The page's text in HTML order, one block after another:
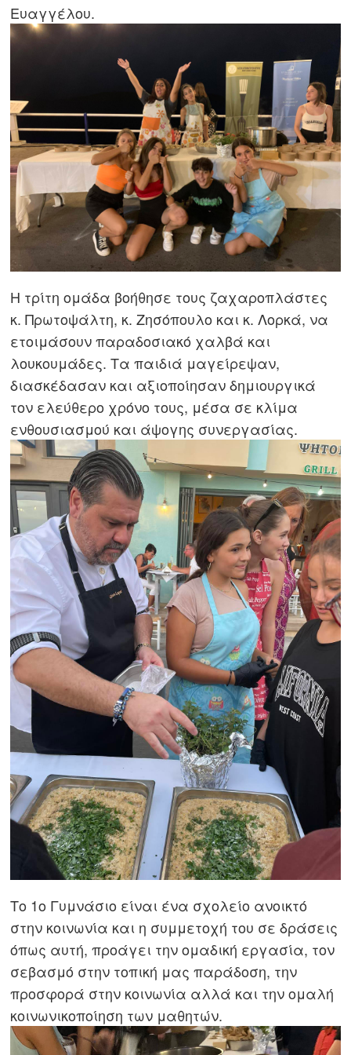
Ευαγγέλου.
Η τρίτη ομάδα βοήθησε τους ζαχαροπλάστες
κ. Πρωτοψάλτη, κ. Ζησόπουλο και κ. Λορκά, να
ετοιμάσουν παραδοσιακό χαλβά και
λουκουμάδες. Τα παιδιά μαγείρεψαν,
διασκέδασαν και αξιοποίησαν δημιουργικά
τον ελεύθερο χρόνο τους, μέσα σε κλίμα
ενθουσιασμού και άψογης συνεργασίας.
Το 1ο Γυμνάσιο είναι ένα σχολείο ανοικτό
στην κοινωνία και η συμμετοχή του σε δράσεις
όπως αυτή, προάγει την ομαδική εργασία, τον
σεβασμό στην τοπική μας παράδοση, την
προσφορά στην κοινωνία αλλά και την ομαλή
κοινωνικοποίηση των μαθητών.